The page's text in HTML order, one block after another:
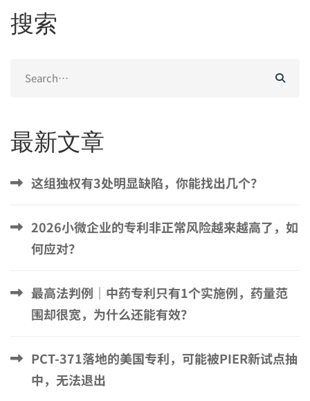
搜索
for:
最新文章
这组独权有3处明显缺陷，你能找出几个？
2026小微企业的专利非正常风险越来越高了，如
何应对？
最高法判例｜中药专利只有1个实施例，药量范
围却很宽，为什么还能有效？
PCT-371落地的美国专利，可能被PIER新试点抽
中，无法退出